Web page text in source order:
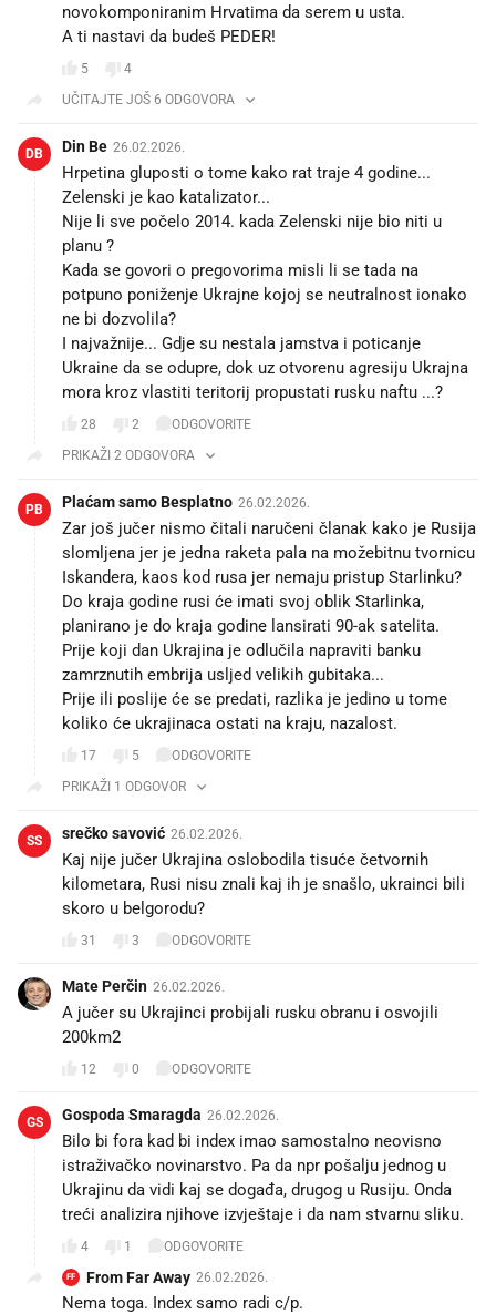
novokomponiranim Hrvatima da serem u usta.
A ti nastavi da budeš PEDER!
5
4
UČITAJTE JOŠ 6 ODGOVORA
DB Din Be 26.02.2026.
Hrpetina gluposti o tome kako rat traje 4 godine...
Zelenski je kao katalizator...
Nije li sve počelo 2014. kada Zelenski nije bio niti u
planu ?
Kada se govori o pregovorima misli li se tada na
potpuno poniženje Ukrajne kojoj se neutralnost ionako
ne bi dozvolila?
I najvažnije... Gdje su nestala jamstva i poticanje
Ukraine da se odupre, dok uz otvorenu agresiju Ukrajna
mora kroz vlastiti teritorij propustati rusku naftu ...?
28 2
ODGOVORITE
PRIKAŽI 2 ODGOVORA
PB Plaćam samo Besplatno 26.02.2026.
Zar još jučer nismo čitali naručeni članak kako je Rusija
slomljena jer je jedna raketa pala na možebitnu tvornicu
Iskandera, kaos kod rusa jer nemaju pristup Starlinku?
Do kraja godine rusi će imati svoj oblik Starlinka,
planirano je do kraja godine lansirati 90-ak satelita.
Prije koji dan Ukrajina je odlučila napraviti banku
zamrznutih embrija usljed velikih gubitaka...
Prije ili poslije će se predati, razlika je jedino u tome
koliko će ukrajinaca ostati na kraju, nazalost.
17 5
ODGOVORITE
PRIKAŽI 1 ODGOVOR
SS srečko savović 26.02.2026.
Kaj nije jučer Ukrajina oslobodila tisuće četvornih
kilometara, Rusi nisu znali kaj ih je snašlo, ukrainci bili
skoro u belgorodu?
31 3 ODGOVORITE
Mate Perčin 26.02.2026.
A jučer su Ukrajinci probijali rusku obranu i osvojili
200km2🤔
12 0 ODGOVORITE
GS Gospoda Smaragda 26.02.2026.
Bilo bi fora kad bi index imao samostalno neovisno
istraživačko novinarstvo. Pa da npr pošalju jednog u
Ukrajinu da vidi kaj se događa, drugog u Rusiju. Onda
treći analizira njihove izvještaje i da nam stvarnu sliku.
4 1 ODGOVORITE
FF From Far Away 26.02.2026.
Nema toga. Index samo radi c/p.